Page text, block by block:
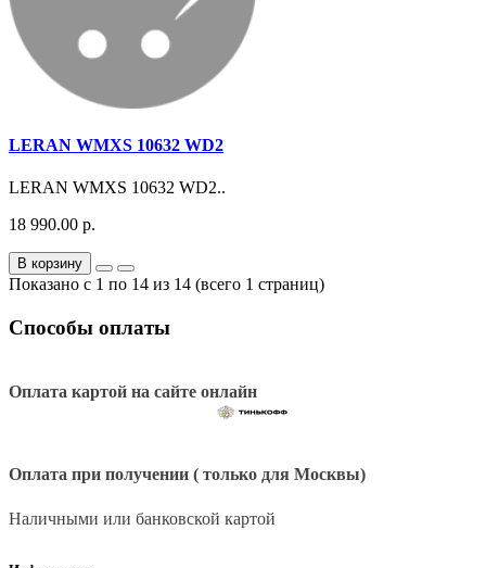
LERAN WMXS 10632 WD2
LERAN WMXS 10632 WD2..
18 990.00 р.
В корзину
Показано с 1 по 14 из 14 (всего 1 страниц)
Способы оплаты
Оплата картой на сайте онлайн
Оплата при получении ( только для Москвы)
Наличными или банковской картой